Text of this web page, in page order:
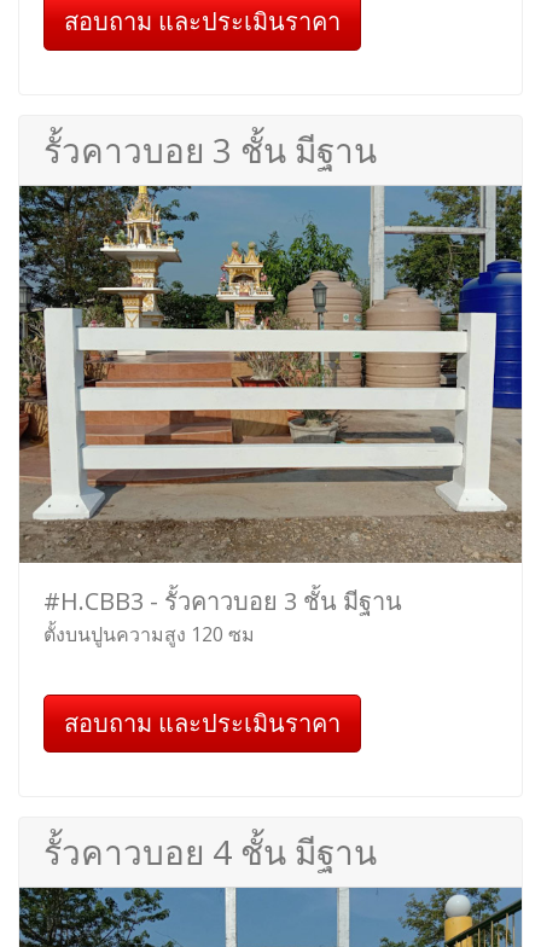
สอบถาม และประเมินราคา
รั้วคาวบอย 3 ชั้น มีฐาน
#H.CBB3 - รั้วคาวบอย 3 ชั้น มีฐาน
ตั้งบนปูนความสูง 120 ซม
สอบถาม และประเมินราคา
รั้วคาวบอย 4 ชั้น มีฐาน